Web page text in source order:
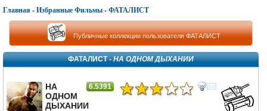
Главная - Избранные Фильмы - ФАТАЛИСТ
Публичные коллекции пользователя ФАТАЛИСТ
ФАТАЛИСТ -НА ОДНОМ ДЫХАНИИ
6.5391
НА
ОДНОМ
ДЫХАНИИ